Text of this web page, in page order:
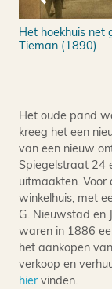
Het hoekhuis net
Tieman (1890)
Het oude pand
kreeg het een
van een nieuw
Spiegelstraat 24
uitmaakten.
winkelhuis, met
G. Nieuwstad en
waren in 1886
het aankopen
verkoop en
hiervinden.